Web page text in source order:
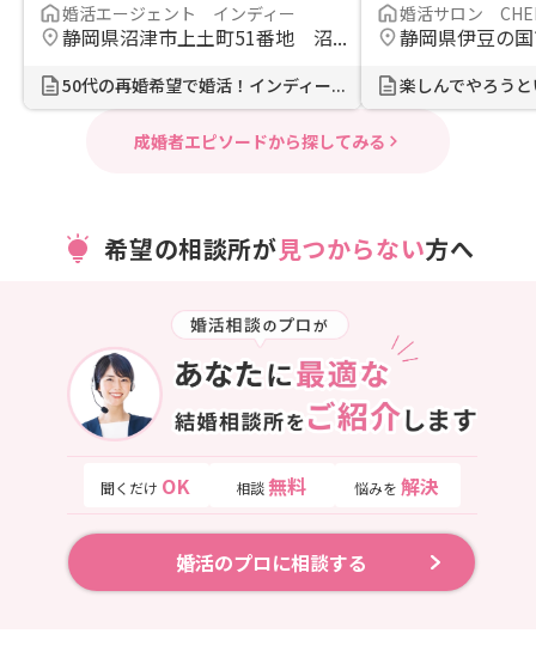
婚活エージェント インディー
静岡県沼津市上土町51番地 沼...
50代の再婚希望で婚活！インディー...
婚活サロン
静岡県伊豆の
成婚者エピソードから探してみる
希望の相談所が見つからない方へ
聞くだけ OK 相談 無料 悩みを 解決
婚活のプロに相談する